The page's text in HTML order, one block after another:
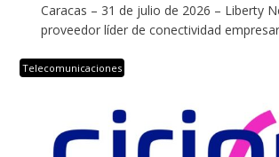
Caracas – 31 de julio de 2026 – Liberty
proveedor líder de conectividad
Telecomunicaciones